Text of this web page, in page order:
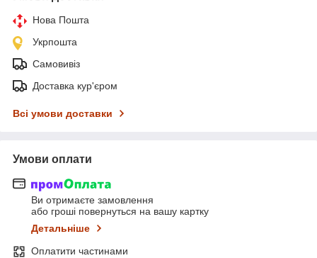
Нова Пошта
Укрпошта
Самовивіз
Доставка кур'єром
Всі умови доставки
Умови оплати
Ви отримаєте замовлення
або гроші повернуться на вашу картку
Детальніше
Оплатити частинами